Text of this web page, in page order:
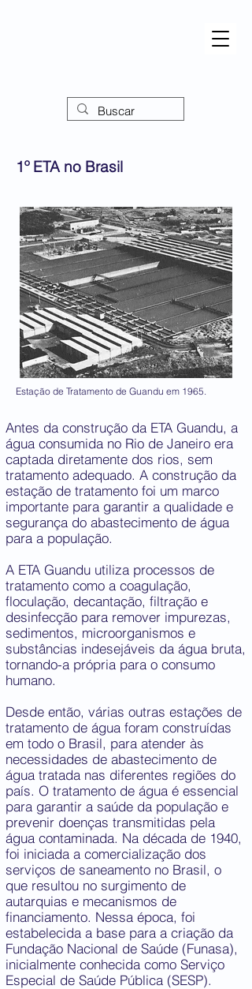
1º ETA no Brasil
Estação de Tratamento de Guandu em 1965.
Antes da construção da ETA Guandu, a
água consumida no Rio de Janeiro era
captada diretamente dos rios, sem
tratamento adequado. A construção da
estação de tratamento foi um marco
importante para garantir a qualidade e
segurança do abastecimento de água
para a população.
A ETA Guandu utiliza processos de
tratamento como a coagulação,
floculação, decantação, filtração e
desinfecção para remover impurezas,
sedimentos, microorganismos e
substâncias indesejáveis da água bruta,
tornando-a própria para o consumo
humano.
Desde então, várias outras estações de
tratamento de água foram construídas
em todo o Brasil, para atender às
necessidades de abastecimento de
água tratada nas diferentes regiões do
país. O tratamento de água é essencial
para garantir a saúde da população e
prevenir doenças transmitidas pela
água contaminada. Na década de 1940,
foi iniciada a comercialização dos
serviços de saneamento no Brasil, o
que resultou no surgimento de
autarquias e mecanismos de
financiamento. Nessa época, foi
estabelecida a base para a criação da
Fundação Nacional de Saúde (Funasa),
inicialmente conhecida como Serviço
Especial de Saúde Pública (SESP).